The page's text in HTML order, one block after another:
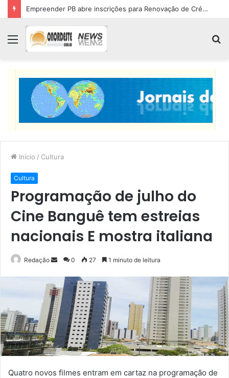
Empreender PB abre inscrições para Renovação de Crédito
Menu
Início / Cultura
Cultura
Programação de julho do
Cine Banguê tem estreias
nacionais E mostra italiana
Redação
Mande
mail
0 27 1 minuto de leitura
Quatro novos filmes entram em cartaz na programação de